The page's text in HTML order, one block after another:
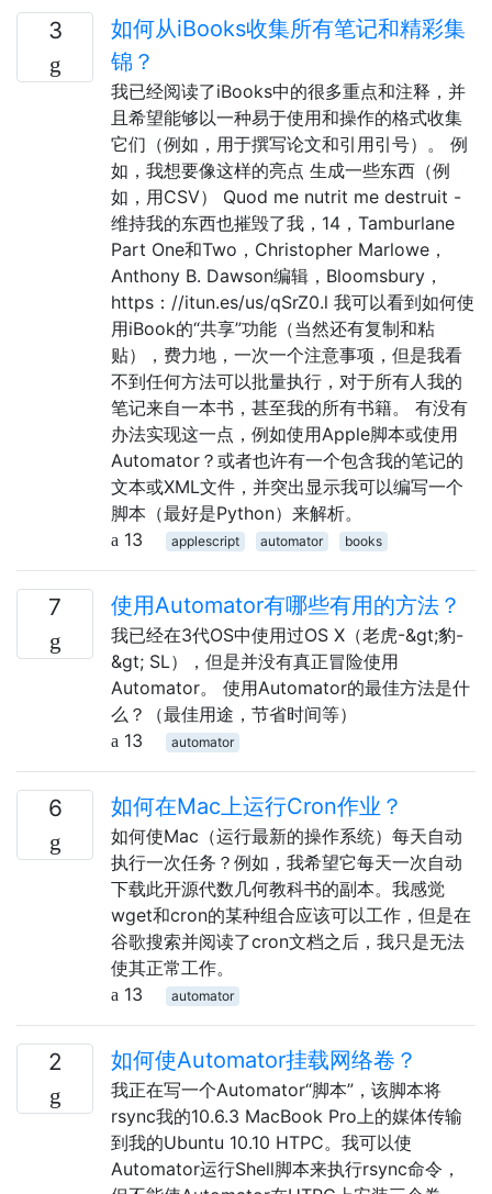
3
如何从iBooks收集所有笔记和精彩集
锦？
我已经阅读了iBooks中的很多重点和注释，并
且希望能够以一种易于使用和操作的格式收集
它们（例如，用于撰写论文和引用引号）。 例
如，我想要像这样的亮点 生成一些东西（例
如，用CSV） Quod me nutrit me destruit -
维持我的东西也摧毁了我，14，Tamburlane
Part One和Two，Christopher Marlowe，
Anthony B. Dawson编辑，Bloomsbury，
https：//itun.es/us/qSrZ0.l 我可以看到如何使
用iBook的“共享”功能（当然还有复制和粘
贴），费力地，一次一个注意事项，但是我看
不到任何方法可以批量执行，对于所有人我的
笔记来自一本书，甚至我的所有书籍。 有没有
办法实现这一点，例如使用Apple脚本或使用
Automator？或者也许有一个包含我的笔记的
文本或XML文件，并突出显示我可以编写一个
脚本（最好是Python）来解析。
13
applescript automator books
7 使用Automator有哪些有用的方法？
我已经在3代OS中使用过OS X（老虎-&gt;豹-
&gt; SL），但是并没有真正冒险使用
Automator。 使用Automator的最佳方法是什
么？（最佳用途，节省时间等）
13
automator
6 如何在Mac上运行Cron作业？
如何使Mac（运行最新的操作系统）每天自动
执行一次任务？例如，我希望它每天一次自动
下载此开源代数几何教科书的副本。我感觉
wget和cron的某种组合应该可以工作，但是在
谷歌搜索并阅读了cron文档之后，我只是无法
使其正常工作。
13
automator
2 如何使Automator挂载网络卷？
我正在写一个Automator“脚本”，该脚本将
rsync我的10.6.3 MacBook Pro上的媒体传输
到我的Ubuntu 10.10 HTPC。我可以使
Automator运行Shell脚本来执行rsync命令，